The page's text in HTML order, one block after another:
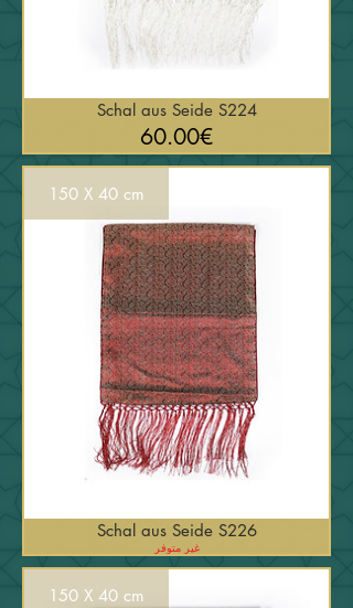
Schal aus Seide S224
60.00€السعر
150 X 40 cm
Schal aus Seide S226
غير متوفر
150 X 40 cm